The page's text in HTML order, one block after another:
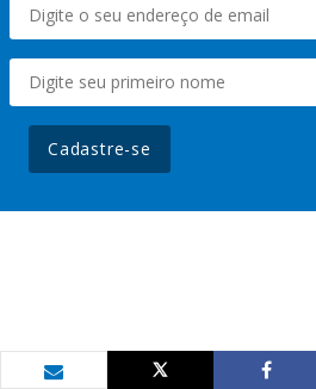
Cadastre-se